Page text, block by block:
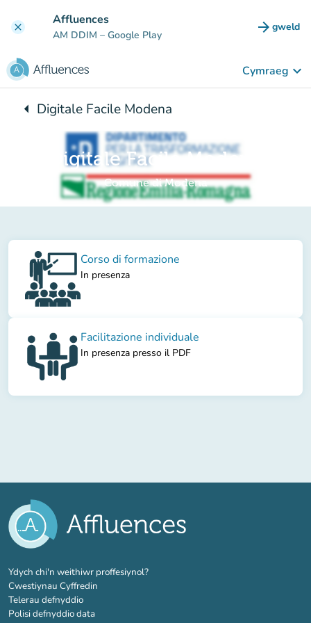
clear Affluences
AM DDIM – Google Play arrow_forward gweld
(tab
Cymraeg keyboard_arrow_down
arrow_leftYn ôl i:
Digitale Facile Modena
Digitale Facile Modena
Comune di Modena
Corso di formazione
In presenza
Facilitazione individuale
In presenza presso il PDF
Ydych chi'n weithiwr proffesiynol?(tab newydd)
Cwestiynau Cyffredin
Telerau defnyddio
Polisi defnyddio data